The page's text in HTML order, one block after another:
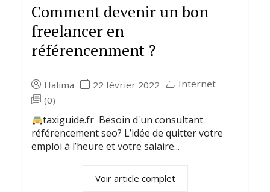
Comment devenir un bon
freelancer en
référencenment ?
Halima 22 février 2022
Internet
(0)
taxiguide.fr Besoin d'un consultant
référencement seo? L’idée de quitter votre
emploi à l’heure et votre salaire...
Voir article complet